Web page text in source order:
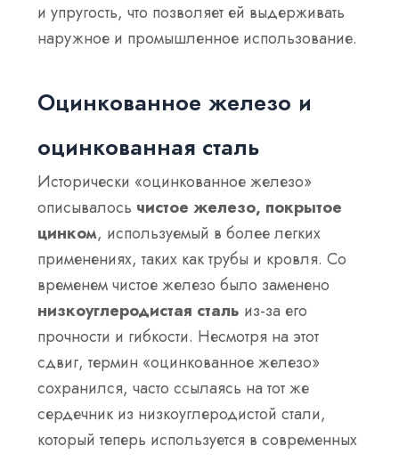
и упругость, что позволяет ей выдерживать
наружное и промышленное использование.
Оцинкованное железо и
оцинкованная сталь
Исторически «оцинкованное железо»
описывалось чистое железо, покрытое
цинком, используемый в более легких
применениях, таких как трубы и кровля. Со
временем чистое железо было заменено
низкоуглеродистая сталь из-за его
прочности и гибкости. Несмотря на этот
сдвиг, термин «оцинкованное железо»
сохранился, часто ссылаясь на тот же
сердечник из низкоуглеродистой стали,
который теперь используется в современных